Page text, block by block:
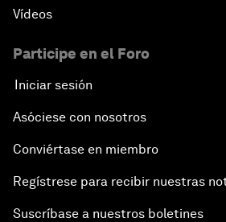
Vídeos
Participe en el Foro
Iniciar sesión
Asóciese con nosotros
Conviértase en miembro
Regístrese para recibir nuestras
Suscríbase a nuestros boletines